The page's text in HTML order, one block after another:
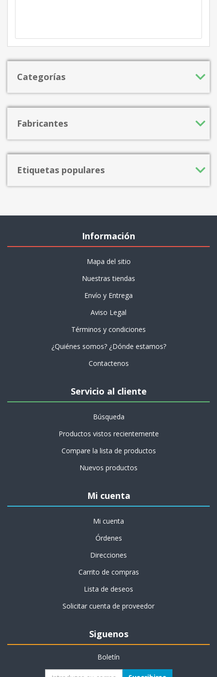
Categorías
Fabricantes
Etiquetas populares
Información
Mapa del sitio
Nuestras tiendas
Envío y Entrega
Aviso Legal
Términos y condiciones
¿Quiénes somos? ¿Dónde estamos?
Contactenos
Servicio al cliente
Búsqueda
Productos vistos recientemente
Compare la lista de productos
Nuevos productos
Mi cuenta
Mi cuenta
Órdenes
Direcciones
Carrito de compras
Lista de deseos
Solicitar cuenta de proveedor
Siguenos
Boletín